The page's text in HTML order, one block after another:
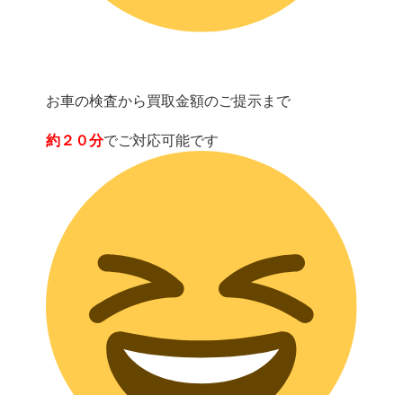
お車の検査から買取金額のご提示まで
約２０分でご対応可能です